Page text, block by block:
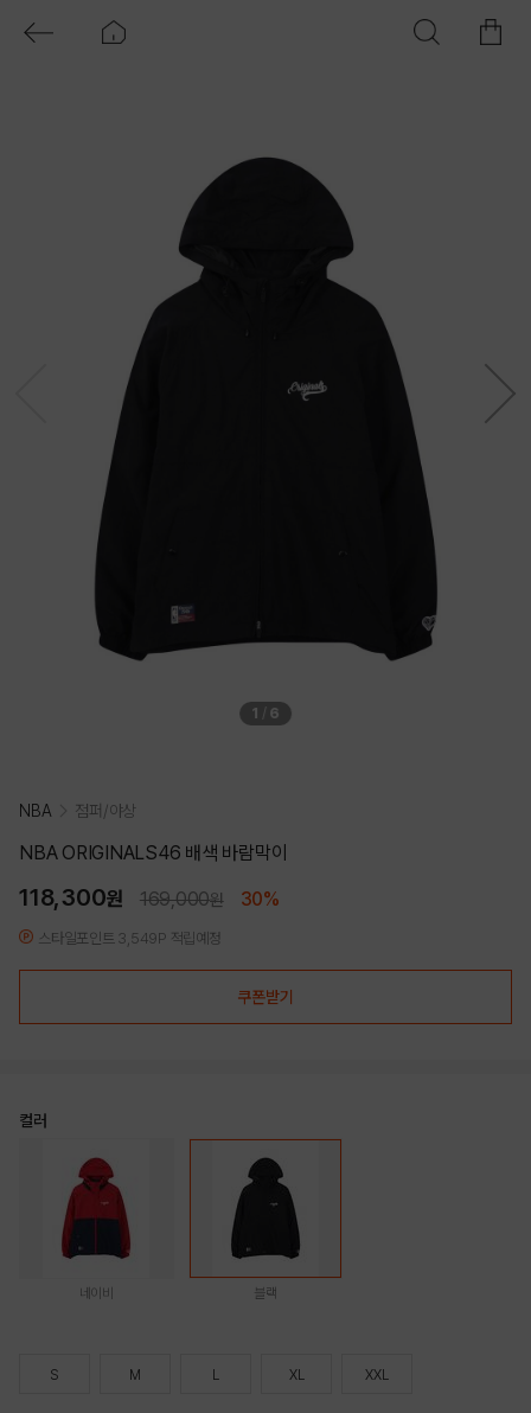
1 / 6
NBA 점퍼/야상
NBA ORIGINALS46 배색 바람막이
118,300원 169,000원 30%
스타일포인트 3,549P 적립예정
쿠폰받기
컬러
네이비 블랙
S M L XL XXL